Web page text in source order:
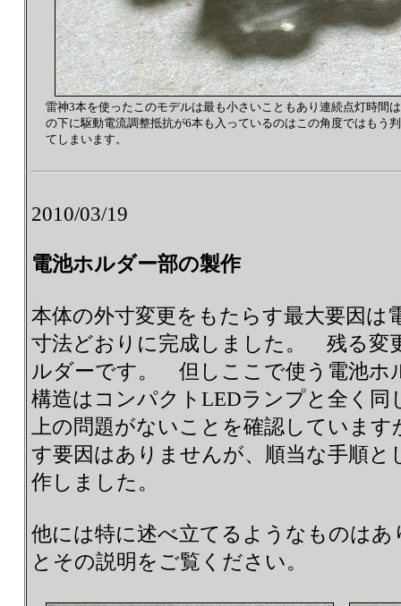
雷神3本を使ったこのモデルは最も小さいこともあり連続点灯時
の下に駆動電流調整抵抗が6本も入っているのはこの角度ではもう
てしまいます。
2010/03/19
電池ホルダー部の製作
本体の外寸変更をもたらす最大要因は
寸法どおりに完成しました。 残る変
ルダーです。 但しここで使う電池ホ
構造はコンパクトLEDランプと全く
上の問題がないことを確認していま
す要因はありませんが、順当な手順と
作しました。
他には特に述べ立てるようなものは
とその説明をご覧ください。